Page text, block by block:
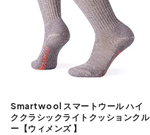
Smartwool スマートウール ハイ
ククラシックライトクッションクル
ー【ウィメンズ 】